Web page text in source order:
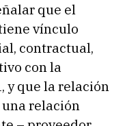
que el
vínculo
contractual,
con la
y que la relación
relación